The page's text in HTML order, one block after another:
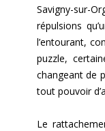
Savigny-sur-
répulsions
l’entourant,
puzzle,
changeant de
tout pouvoir
Le